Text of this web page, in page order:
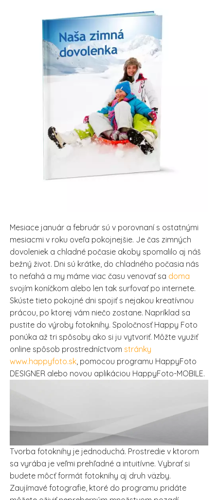
Mesiace január a február sú v porovnaní s ostatnými
mesiacmi v roku oveľa pokojnejšie. Je čas zimných
dovoleniek a chladné počasie akoby spomalilo aj náš
bežný život. Dni sú krátke, do chladného počasia nás
to neťahá a my máme viac času venovať sa doma
svojím koníčkom alebo len tak surfovať po internete.
Skúste tieto pokojné dni spojiť s nejakou kreatívnou
prácou, po ktorej vám niečo zostane. Napríklad sa
pustite do výroby fotoknihy. Spoločnosť Happy Foto
ponúka až tri spôsoby ako si ju vytvoriť. Môžte využiť
online spôsob prostredníctvom stránky
www.happyfoto.sk , pomocou programu HappyFoto
DESIGNER alebo novou aplikáciou HappyFoto-MOBILE.
Tvorba fotoknihy je jednoduchá. Prostredie v ktorom
sa vyrába je veľmi prehľadné a intuitívne. Vybrať si
budete môcť formát fotoknihy aj druh väzby.
Zaujímavé fotografie, ktoré do programu pridáte